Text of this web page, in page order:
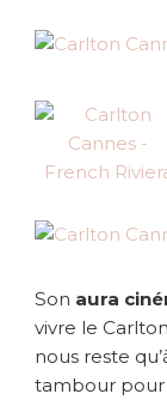
Son aura
vivre le
nous reste
tambour pour